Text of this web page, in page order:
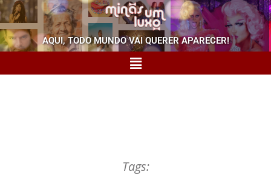
AQUI, TODO MUNDO VAI QUERER APARECER!
Tags: